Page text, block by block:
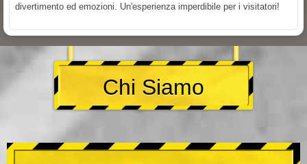
divertimento ed emozioni. Un'esperienza imperdibile per i visitatori!
Chi Siamo